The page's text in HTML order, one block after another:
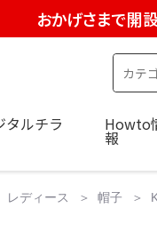
おかげさまで開
タルチラ Howto
報
レディース 帽子